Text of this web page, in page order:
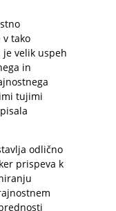
tako
velik uspeh
in
tujimi
odlično
prispeva k